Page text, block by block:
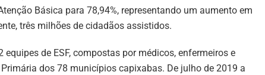
Básica para 78,94%, representando um aumento em
três milhões de cidadãos assistidos.
de ESF, compostas por médicos, enfermeiros e
dos 78 municípios capixabas. De julho de 2019 a